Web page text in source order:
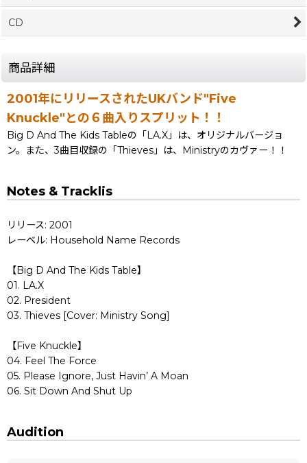
CD
商品詳細
2001年にリリースされたUKバンド"Five
Knuckle"との６曲入りスプリット！！
Big D And The Kids Tableの「LA.X」は、オリジナルバージョ
ン。また、3曲目収録の「Thieves」は、Ministryのカヴァー！！
Notes & Tracklis
リリース: 2001
レーベル: Household Name Records
【Big D And The Kids Table】
01. LA.X
02. President
03. Thieves [Cover: Ministry Song]
【Five Knuckle】
04. Feel The Force
05. Please Ignore, Just Havin’ A Moan
06. Sit Down And Shut Up
Audition